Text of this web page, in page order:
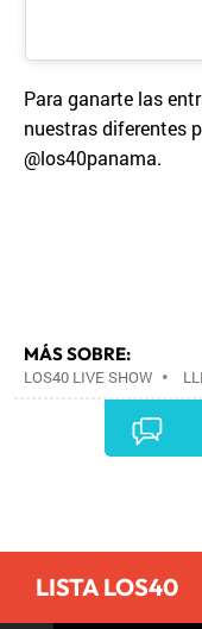
Para ganarte las
nuestras diferentes
@los40panama.
MÁS SOBRE:
LOS40 LIVE SHOW •
CONCIERTOS•LOS40
EVENTOS MUSICALES
•RADIO
COMUNICACIÓN•
LISTA LOS40